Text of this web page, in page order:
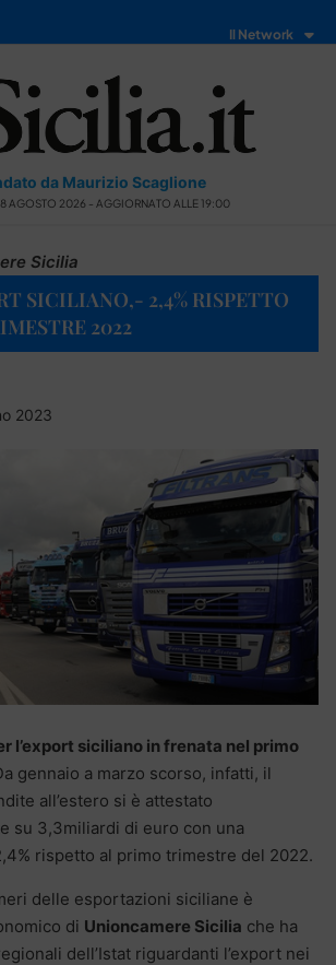
Il Network
da Maurizio Scaglione
AGOSTO 2026 - AGGIORNATO ALLE 19:00
Sicilia
SICILIANO,- 2,4% RISPETTO
2022
2023
l’export siciliano in frenata nel primo
gennaio a marzo scorso, infatti, il
all’estero si è attestato
su 3,3miliardi di euro con una
rispetto al primo trimestre del 2022.
delle esportazioni siciliane è
di Unioncamere Sicilia che ha
dell’Istat riguardanti l’export nei